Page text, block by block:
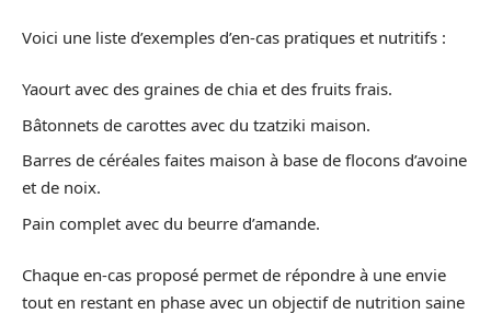
Voici une liste d’exemples d’en-cas pratiques et nutritifs :
Yaourt avec des graines de chia et des fruits frais.
Bâtonnets de carottes avec du tzatziki maison.
Barres de céréales faites maison à base de flocons d’avoine
et de noix.
Pain complet avec du beurre d’amande.
Chaque en-cas proposé permet de répondre à une envie
tout en restant en phase avec un objectif de nutrition saine